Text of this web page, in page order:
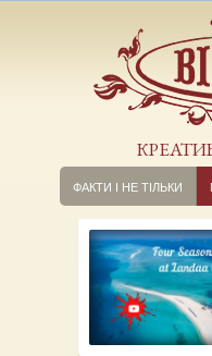
ФАКТИ І НЕ ТІЛЬКИ